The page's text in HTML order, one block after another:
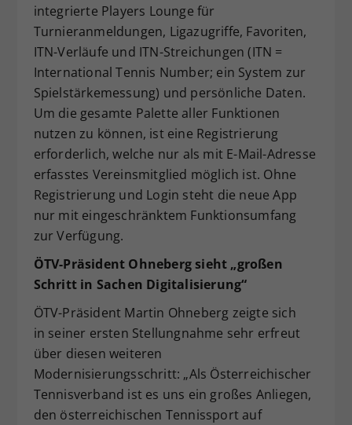
integrierte Players Lounge für
Turnieranmeldungen, Ligazugriffe, Favoriten,
ITN-Verläufe und ITN-Streichungen (ITN =
International Tennis Number; ein System zur
Spielstärkemessung) und persönliche Daten.
Um die gesamte Palette aller Funktionen
nutzen zu können, ist eine Registrierung
erforderlich, welche nur als mit E-Mail-Adresse
erfasstes Vereinsmitglied möglich ist. Ohne
Registrierung und Login steht die neue App
nur mit eingeschränktem Funktionsumfang
zur Verfügung.
ÖTV-Präsident Ohneberg sieht „großen
Schritt in Sachen Digitalisierung“
ÖTV-Präsident Martin Ohneberg zeigte sich
in seiner ersten Stellungnahme sehr erfreut
über diesen weiteren
Modernisierungsschritt: „Als Österreichischer
Tennisverband ist es uns ein großes Anliegen,
den österreichischen Tennissport auf